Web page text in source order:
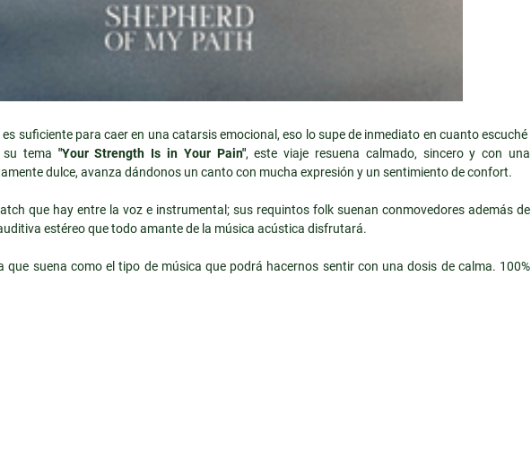
suficiente para caer en una catarsis emocional, eso lo supe de inmediato en cuanto escuché
tema "Your Strength Is in Your Pain", este viaje resuena calmado, sincero y con una
dulce, avanza dándonos un canto con mucha expresión y un sentimiento de confort.
que hay entre la voz e instrumental; sus requintos folk suenan conmovedores además de
estéreo que todo amante de la música acústica disfrutará.
que suena como el tipo de música que podrá hacernos sentir con una dosis de calma. 100%